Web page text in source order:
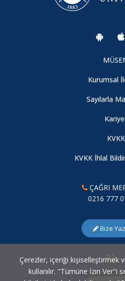
Kurumsal
Sayılarla
KVKK
KVKK İhlal
ÇAĞRI
0216 777
Bize
Çerezler, içeriği kişiselleştirmek
kullanılır. "Tümüne İzin Ver"i